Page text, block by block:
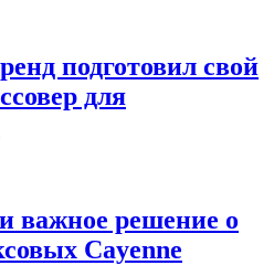
подготовил свой
для
важное решение о
Cayenne